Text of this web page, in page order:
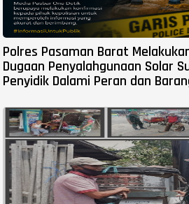
Polres Pasaman Barat
Dugaan Penyalahgunaan Solar
Penyidik Dalami Peran dan